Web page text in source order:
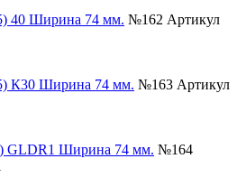
№162 Артикул
№163 Артикул
№164